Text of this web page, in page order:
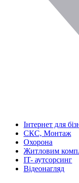
Інтернет для
СКС, Монтаж
Охорона
Житловим
IT- аутсорсинг
Відеонагляд